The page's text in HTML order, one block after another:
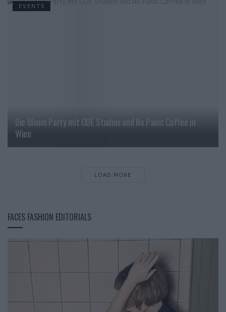
EVENTS
Die Bloom Party mit ODË Studios und No Panic Coffee in
Wien
LOAD MORE
FACES FASHION EDITORIALS